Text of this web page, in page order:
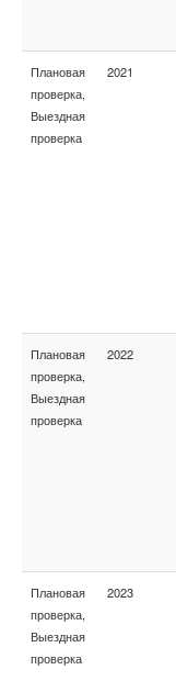
Плановая
проверка,
Выездная
проверка
2021
Плановая
проверка,
Выездная
проверка
2022
Плановая
проверка,
Выездная
проверка
2023